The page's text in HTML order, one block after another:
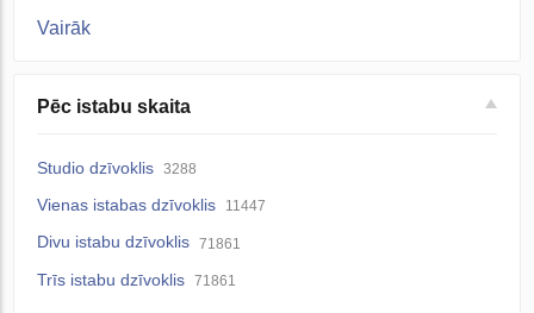
Vairāk
Pēc istabu skaita
Studio dzīvoklis 3288
Vienas istabas dzīvoklis 11447
Divu istabu dzīvoklis 71861
Trīs istabu dzīvoklis 71861